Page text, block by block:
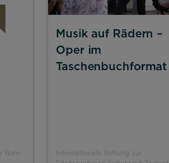
Bonn
Musik auf Rädern –
Oper im
Taschenbuchformat
Internationale Stiftung zur